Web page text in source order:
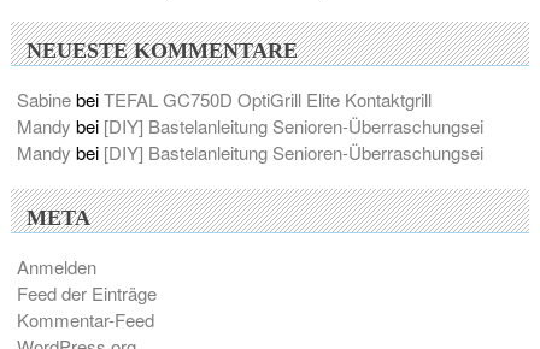
NEUESTE KOMMENTARE
SabinebeiTEFAL GC750D OptiGrill Elite Kontaktgrill
Mandy bei [DIY] Bastelanleitung Senioren-Überraschungsei
Mandy bei [DIY] Bastelanleitung Senioren-Überraschungsei
META
Anmelden
Feed der Einträge
Kommentar-Feed